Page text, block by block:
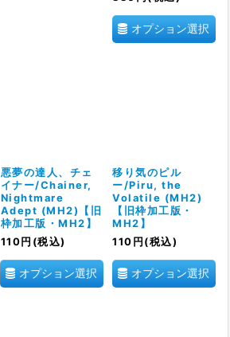
オプション選択
悪夢の達人、チェ
イナー/Chainer,
Nightmare
Adept (MH2)【旧
枠加工版・MH2】
110 円 (税込)
オプション選択
移り気のピル
ー/Piru, the
Volatile (MH2)
【旧枠加工版・
MH2】
110 円 (税込)
オプション選択